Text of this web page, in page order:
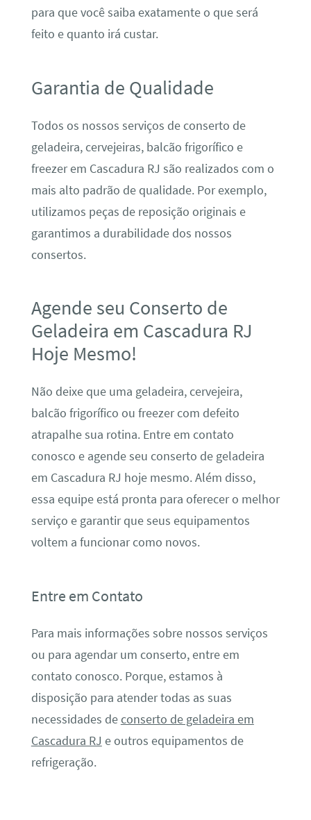
para que você saiba exatamente o que será
feito e quanto irá custar.
Garantia de Qualidade
Todos os nossos serviços de conserto de
geladeira, cervejeiras, balcão frigorífico e
freezer em Cascadura RJ são realizados com o
mais alto padrão de qualidade. Por exemplo,
utilizamos peças de reposição originais e
garantimos a durabilidade dos nossos
consertos.
Agende seu Conserto de
Geladeira em Cascadura RJ
Hoje Mesmo!
Não deixe que uma geladeira, cervejeira,
balcão frigorífico ou freezer com defeito
atrapalhe sua rotina. Entre em contato
conosco e agende seu conserto de geladeira
em Cascadura RJ hoje mesmo. Além disso,
essa equipe está pronta para oferecer o melhor
serviço e garantir que seus equipamentos
voltem a funcionar como novos.
Entre em Contato
Para mais informações sobre nossos serviços
ou para agendar um conserto, entre em
contato conosco. Porque, estamos à
disposição para atender todas as suas
necessidades deconserto de geladeira em
Cascadura RJ e outros equipamentos de
refrigeração.